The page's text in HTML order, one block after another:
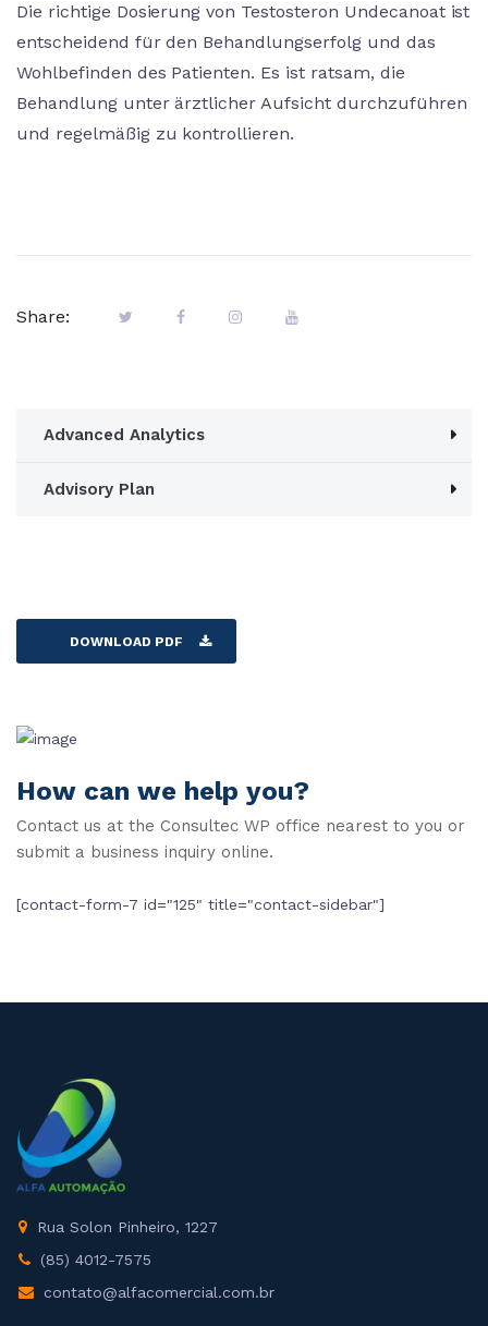
Die richtige Dosierung von Testosteron Undecanoat ist
entscheidend für den Behandlungserfolg und das
Wohlbefinden des Patienten. Es ist ratsam, die
Behandlung unter ärztlicher Aufsicht durchzuführen
und regelmäßig zu kontrollieren.
Share:
Advanced Analytics
Advisory Plan
DOWNLOAD PDF
How can we help you?
Contact us at the Consultec WP office nearest to you or
submit a business inquiry online.
[contact-form-7 id="125" title="contact-sidebar"]
Rua Solon Pinheiro, 1227
(85) 4012-7575
contato@alfacomercial.com.br